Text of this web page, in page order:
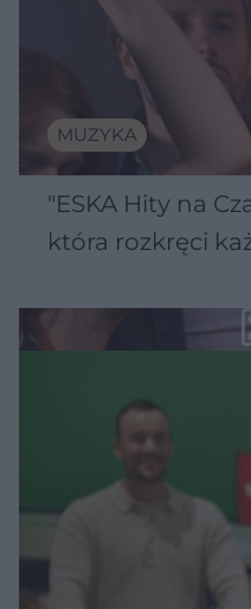
MUZYKA
"ESKA Hity na
która rozkręci